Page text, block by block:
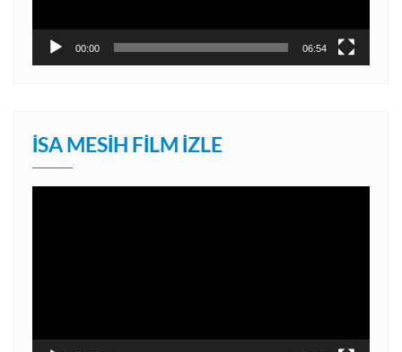
00:00 06:54
İSA MESIH FILM İZLE